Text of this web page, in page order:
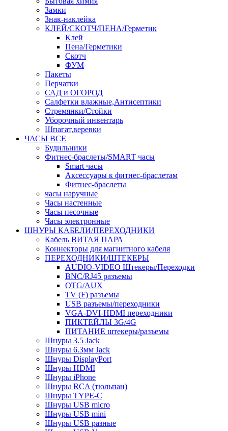
Замки
Знак-наклейка
КЛЕЙ/СКОТЧ/ПЕНА/Герметик
Клей
Пена/Герметики
Скотч
ФУМ
Пакеты
Перчатки
САД и ОГОРОД
Салфетки влажные,Антисептики
Стремянки/Стойки
Уборочный инвентарь
Шпагат,веревки
ЧАСЫ ВСЕ
Будильники
Фитнес-браслеты/SMART часы
Smart часы
Аксессуары к фитнес-браслетам
Фитнес-браслеты
часы наручные
Часы настенные
Часы песочные
Часы электронные
ШНУРЫ КАБЕЛИ/ПЕРЕХОДНИКИ
Кабель ВИТАЯ ПАРА
Коннекторы для магнитного кабеля
ПЕРЕХОДНИКИ/ШТЕКЕРЫ
AUDIO-VIDEO Штекеры/Переходки
BNC/RJ45 разъемы
OTG/AUX
TV (F) разъемы
USB разъемы/переходники
VGA-DVI-HDMI переходники
ПИКТЕЙЛЫ 3G/4G
ПИТАНИЕ штекеры/разъемы
Шнуры 3.5 Jack
Шнуры 6.3мм Jack
Шнуры DisplayPort
Шнуры HDMI
Шнуры iPhone
Шнуры RCA (тюльпан)
Шнуры TYPE-C
Шнуры USB micro
Шнуры USB mini
Шнуры USB разные